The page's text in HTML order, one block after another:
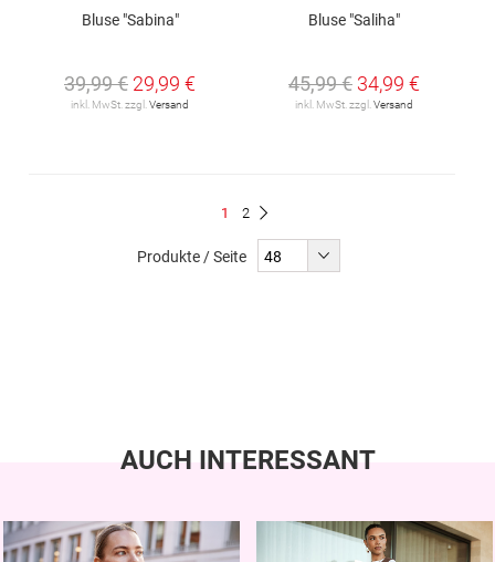
Bluse "Sabina"
39,99 € 29,99 €
inkl. MwSt. zzgl. Versand
Bluse "Saliha"
45,99 € 34,99 €
inkl. MwSt. zzgl. Versand
Du
gerade
1 Seite
2
Produkte / Seite
AUCH INTERESSANT